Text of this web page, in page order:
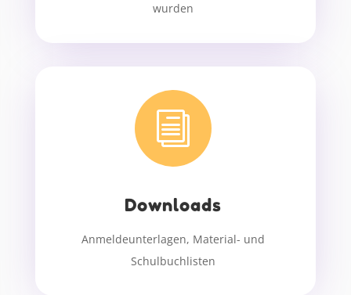
wurden
i
Downloads
Anmeldeunterlagen, Material- und
Schulbuchlisten